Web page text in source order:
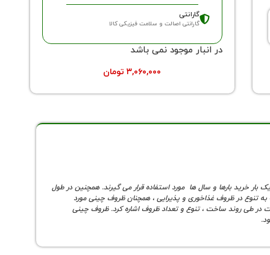
گارانتی
گارانتی اصالت و سلامت فیزیکی کالا
در انبار موجود نمی باشد
۳,۰۶۰,۰۰۰ تومان
خرید بارها و سال ها مورد استفاده قرار می گیرند. همچنین در طول
تنوع در ظروف غذاخوری و پذیرایی ، همچنان ظروف چینی مورد
در طی روند ساخت ، تنوع و تعداد ظروف اشاره کرد. ظروف چینی